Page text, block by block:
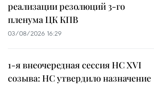
реализации резолюций 3-го
пленума ЦК КПВ
03/08/2026 16:29
1-я внеочередная сессия НС XVI
созыва: НС утвердило назначение